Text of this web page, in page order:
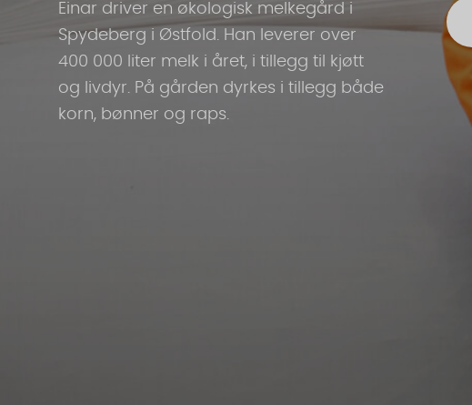
Einar driver en økologisk melkegård i
Spydeberg i Østfold. Han leverer over
400 000 liter melk i året, i tillegg til kjøtt
og livdyr. På gården dyrkes i tillegg både
korn, bønner og raps.